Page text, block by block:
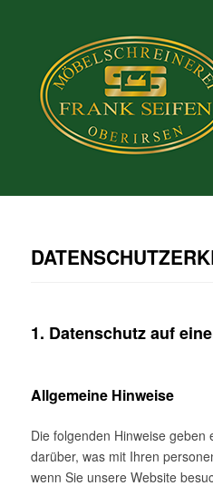
1. Datenschutz auf
Allgemeine Hinweise
Die folgenden Hinweise geben
darüber, was mit Ihren
wenn Sie unsere Website